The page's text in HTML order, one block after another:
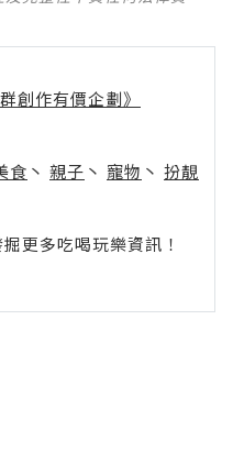
創作有價企劃》
食 丶 親子 丶 寵物 丶 扮靚
更多吃喝玩樂資訊！